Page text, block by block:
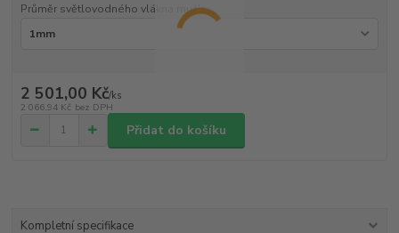
Průměr světlovodného vlákna mušky
2 501,00 Kč/ks
2 066,94 Kč bez DPH
Přidat do košíku
Kompletní specifikace